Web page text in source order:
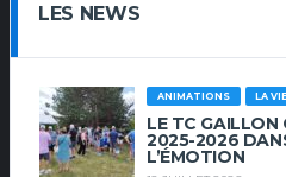
LES NEWS
ANIMATIONS LA
LE TC GAILLON
2025-2026
L’ÉMOTION